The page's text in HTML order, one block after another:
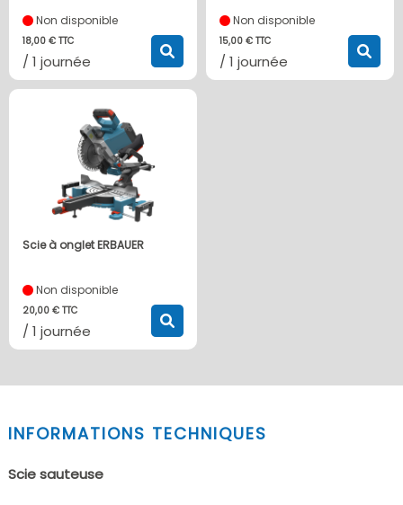
Non disponible
18,00 € TTC
/ 1 journée
Non disponible
15,00 € TTC
/ 1 journée
Scie à onglet ERBAUER
Non disponible
20,00 € TTC
/ 1 journée
INFORMATIONS TECHNIQUES
Scie sauteuse